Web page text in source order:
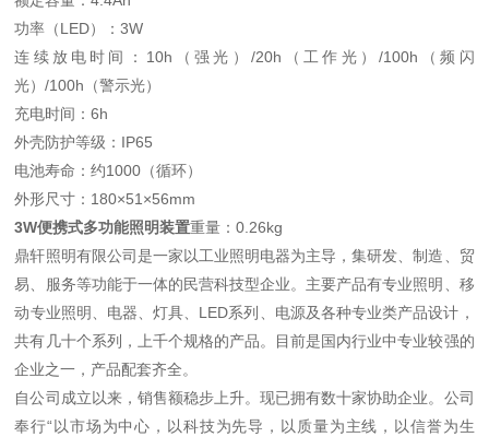
功率（LED）：3W
连续放电时间：10h（强光）/20h（工作光）/100h（频闪
光）/100h（警示光）
充电时间：6h
外壳防护等级：IP65
电池寿命：约1000（循环）
外形尺寸：180×51×56mm
3W便携式多功能照明装置重量：0.26kg
鼎轩照明有限公司是一家以工业照明电器为主导，集研发、制造、贸
易、服务等功能于一体的民营科技型企业。主要产品有专业照明、移
动专业照明、电器、灯具、LED系列、电源及各种专业类产品设计，
共有几十个系列，上千个规格的产品。目前是国内行业中专业较强的
企业之一，产品配套齐全。
自公司成立以来，销售额稳步上升。现已拥有数十家协助企业。公司
奉行“以市场为中心，以科技为先导，以质量为主线，以信誉为生